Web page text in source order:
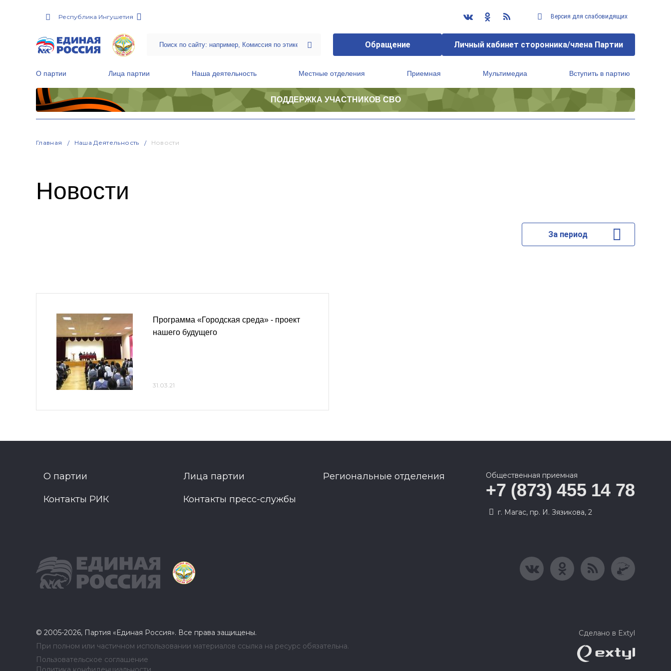
Республика Ингушетия Версия для слабовидящих
Обращение Личный кабинет сторонника/члена Партии
О партии Лица партии Наша деятельность Местные отделения Приемная Мультимедиа Вступить в партию
ПОДДЕРЖКА УЧАСТНИКОВ СВО
Главная Наша Деятельность Новости
Новости
За период
Программа «Городская среда» - проект
нашего будущего
31.03.21
О партии Лица партии Региональные отделения
Контакты РИК Контакты пресс-службы
Общественная приемная
+7 (873) 455 14 78
г. Магас, пр. И. Зязикова, 2
© 2005-2026, Партия «Единая Россия». Все права защищены.
При полном или частичном использовании материалов ссылка на ресурс обязательна.
Пользовательское соглашение
Сделано в Extyl